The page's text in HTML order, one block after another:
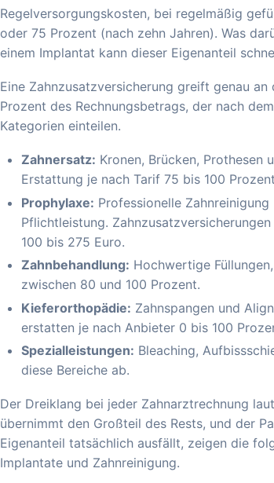
Regelversorgungskosten, bei regelmäßig
oder 75 Prozent (nach zehn Jahren). Was
einem Implantat kann dieser Eigenanteil
Eine Zahnzusatzversicherung greift genau
Prozent des Rechnungsbetrags, der nach
Kategorien einteilen.
Zahnersatz: Kronen, Brücken, Prothesen
Erstattung je nach Tarif 75 bis 100
Prophylaxe: Professionelle
Pflichtleistung.
100 bis 275 Euro.
Zahnbehandlung: Hochwertige
zwischen 80 und 100 Prozent.
Kieferorthopädie: Zahnspangen und
erstatten je nach Anbieter 0 bis 100
Spezialleistungen: Bleaching,
diese Bereiche ab.
Der Dreiklang bei jeder Zahnarztrechnung
übernimmt den Großteil des Rests, und der
Eigenanteil tatsächlich ausfällt, zeigen die
Implantate und Zahnreinigung.